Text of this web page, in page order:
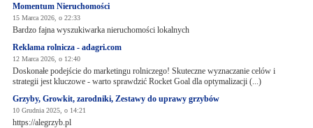
Momentum Nieruchomości
15 Marca 2026, o 22:33
Bardzo fajna wyszukiwarka nieruchomości lokalnych
Reklama rolnicza - adagri.com
12 Marca 2026, o 12:40
Doskonałe podejście do marketingu rolniczego! Skuteczne wyznaczanie celów i
strategii jest kluczowe - warto sprawdzić Rocket Goal dla optymalizacji (...)
Grzyby, Growkit, zarodniki, Zestawy do uprawy grzybów
10 Grudnia 2025, o 14:21
https://alegrzyb.pl